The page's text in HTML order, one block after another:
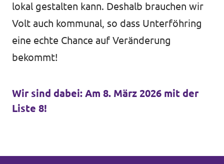
In Bayern vor Ort
Transparenz
lokal gestalten kann. Deshalb brauchen wir
Volt auch kommunal, so dass Unterföhring
eine echte Chance auf Veränderung
bekommt!
Wir sind dabei: Am 8. März 2026 mit der
Liste 8!